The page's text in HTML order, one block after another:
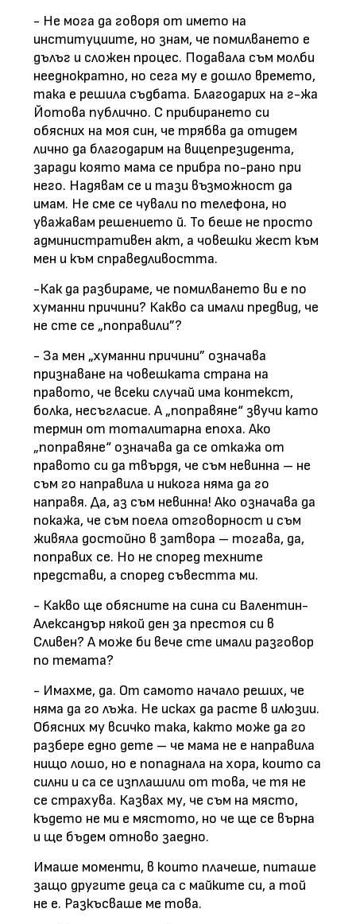
- Не мога да говоря от името на
институциите, но знам, че помилването е
дълъг и сложен процес. Подавала съм молби
нееднократно, но сега му е дошло времето,
така е решила съдбата. Благодарих на г-жа
Йотова публично. С прибирането си
обясних на моя син, че трябва да отидем
лично да благодарим на вицепрезидента,
заради която мама се прибра по-рано при
него. Надявам се и тази възможност да
имам. Не сме се чували по телефона, но
уважавам решението й. То беше не просто
административен акт, а човешки жест към
мен и към справедливостта.
-Как да разбираме, че помилването ви е по
хуманни причини? Какво са имали предвид, че
не сте се „поправили”?
- За мен „хуманни причини” означава
признаване на човешката страна на
правото, че всеки случай има контекст,
болка, несъгласие. А „поправяне“ звучи като
термин от тоталитарна епоха. Ако
„поправяне“ означава да се откажа от
правото си да твърдя, че съм невинна – не
съм го направила и никога няма да го
направя. Да, аз съм невинна! Ако означава да
покажа, че съм поела отговорност и съм
живяла достойно в затвора – тогава, да,
поправих се. Но не според техните
представи, а според съвестта ми.
- Какво ще обясните на сина си Валентин-
Александър някой ден за престоя си в
Сливен? А може би вече сте имали разговор
по темата?
- Имахме, да. От самото начало реших, че
няма да го лъжа. Не исках да расте в илюзии.
Обясних му всичко така, както може да го
разбере едно дете – че мама не е направила
нищо лошо, но е попаднала на хора, които са
силни и са се изплашили от това, че тя не
се страхува. Казвах му, че съм на място,
където не ми е мястото, но че ще се върна
и ще бъдем отново заедно.
Имаше моменти, в които плачеше, питаше
защо другите деца са с майките си, а той
не е. Разкъсваше ме това.